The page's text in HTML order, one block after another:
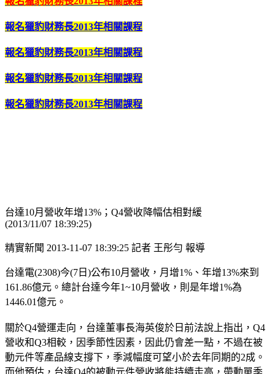
報名獵豹財務長2013年相關課程
報名獵豹財務長2013年相關課程
報名獵豹財務長2013年相關課程
報名獵豹財務長2013年相關課程
台達10月營收年增13%；Q4營收降幅估相對緩
(2013/11/07 18:39:25)
精實新聞 2013-11-07 18:39:25 記者 王彤勻 報導
台達電(2308)今(7日)公布10月營收，月增1%、年增13%來到
161.86億元。總計台達今年1~10月營收，則是年增1%為
1446.01億元。
關於Q4營運走向，台達董事長海英俊於日前法說上指出，Q4
營收和Q3相較，因季節性因素，因此仍會差一點，不過在被
動元件等產品線支撐下，季減幅度可望小於去年同期的2成。
而他預估，台達Q4的被動元件營收將能持續走高，帶動單季